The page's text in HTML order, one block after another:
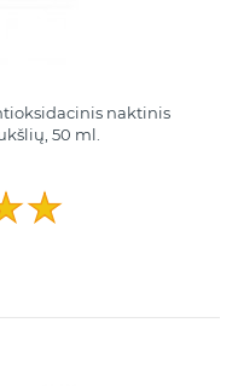
naktinis
50 ml.